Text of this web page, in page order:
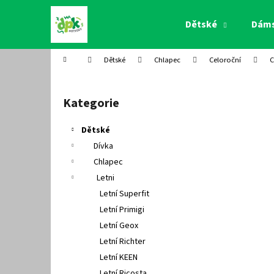
Dětské
Domů Dětské Chlapec Celoroční
Přeskočit
kategorie
Kategorie
Dětské
Dívka
Chlapec
Letni
Letní Superfit
Letní Primigi
Letní Geox
Letní Richter
Letní KEEN
í
Zpět
do
Zpět
do